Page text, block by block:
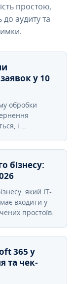
простою,
аудиту та
у 10
обробки
і …
бізнесу:
який IT-
входити у
простоїв.
365 у
та чек-